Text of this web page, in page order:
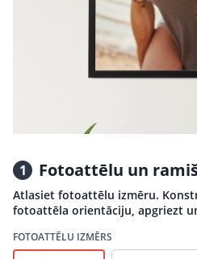
1 Fotoattēlu un
Atlasiet fotoattēlu izmēru.
fotoattēla orientāciju, apgriezt
FOTOATTĒLU IZMĒRS